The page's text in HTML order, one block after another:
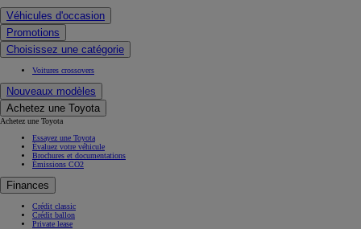
Véhicules d'occasion
Promotions
Choisissez une catégorie
Voitures crossovers
Nouveaux modèles
Achetez une Toyota
Achetez une Toyota
Essayez une Toyota
Évaluez votre véhicule
Brochures et documentations
Émissions CO2
Finances
Crédit classic
Crédit ballon
Private lease